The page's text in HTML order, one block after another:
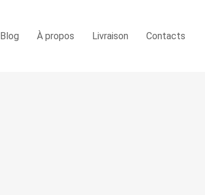
Blog À propos Livraison Contacts